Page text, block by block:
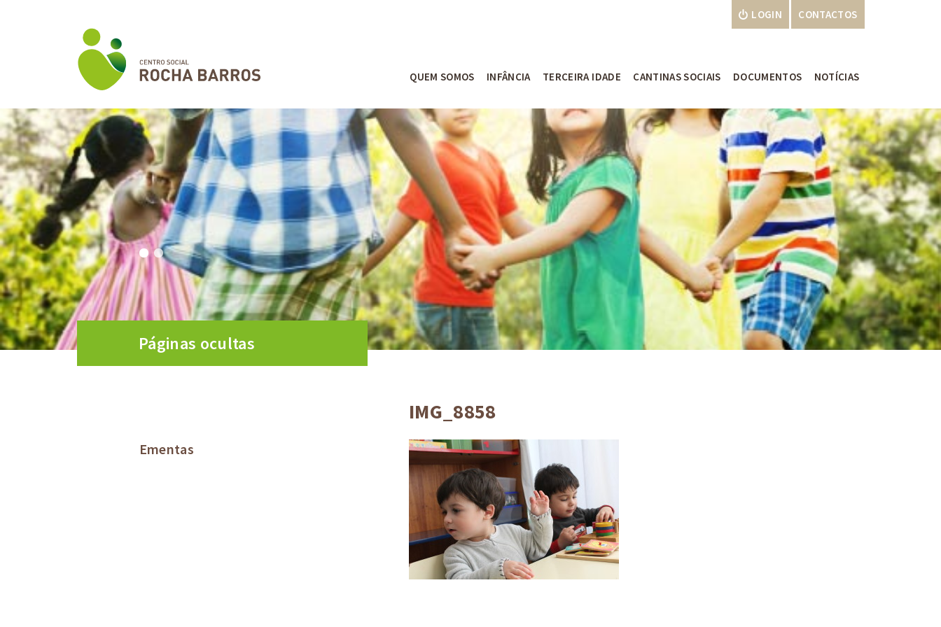
QUEM SOMOS INFÂNCIA TERCEIRA IDADE CANTINAS SOCIAIS DOCUMENTOS NOTÍCIAS
LOGIN CONTACTOS
Páginas ocultas
Ementas
IMG_8858